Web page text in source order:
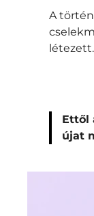
A
létezett.
Ettől
újat